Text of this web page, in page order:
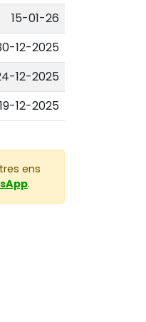
15-01-26
12-2025
12-2025
19-12-2025
ens
.